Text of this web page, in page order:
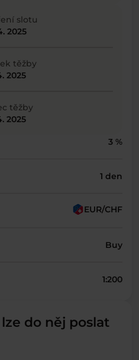
slotu
2025
těžby
2025
těžby
2025
3 %
1 den
EUR/CHF
Buy
1:200
do něj poslat